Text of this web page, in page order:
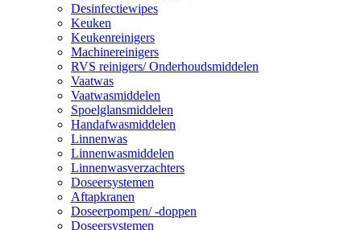
Desinfectiewipes
Keuken
Keukenreinigers
Machinereinigers
RVS reinigers/ Onderhoudsmiddelen
Vaatwas
Vaatwasmiddelen
Spoelglansmiddelen
Handafwasmiddelen
Linnenwas
Linnenwasmiddelen
Linnenwasverzachters
Doseersystemen
Aftapkranen
Doseerpompen/ -doppen
Doseersystemen